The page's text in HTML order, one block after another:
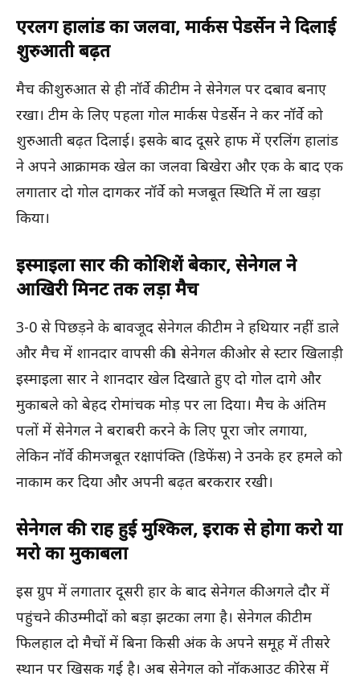
एरलिंग हालांड का जलवा, मार्कस पेडर्सेन ने दिलाई
शुरुआती बढ़त
मैच की शुरुआत से ही नॉर्वे की टीम ने सेनेगल पर दबाव बनाए
रखा। टीम के लिए पहला गोल मार्कस पेडर्सेन ने कर नॉर्वे को
शुरुआती बढ़त दिलाई। इसके बाद दूसरे हाफ में एरलिंग हालांड
ने अपने आक्रामक खेल का जलवा बिखेरा और एक के बाद एक
लगातार दो गोल दागकर नॉर्वे को मजबूत स्थिति में ला खड़ा
किया।
इस्माइला सार की कोशिशें बेकार, सेनेगल ने
आखिरी मिनट तक लड़ा मैच
3-0 से पिछड़ने के बावजूद सेनेगल की टीम ने हथियार नहीं डाले
और मैच में शानदार वापसी की। सेनेगल की ओर से स्टार खिलाड़ी
इस्माइला सार ने शानदार खेल दिखाते हुए दो गोल दागे और
मुकाबले को बेहद रोमांचक मोड़ पर ला दिया। मैच के अंतिम
पलों में सेनेगल ने बराबरी करने के लिए पूरा जोर लगाया,
लेकिन नॉर्वे की मजबूत रक्षापंक्ति (डिफेंस) ने उनके हर हमले को
नाकाम कर दिया और अपनी बढ़त बरकरार रखी।
सेनेगल की राह हुई मुश्किल, इराक से होगा करो या
मरो का मुकाबला
इस ग्रुप में लगातार दूसरी हार के बाद सेनेगल की अगले दौर में
पहुंचने की उम्मीदों को बड़ा झटका लगा है। सेनेगल की टीम
फिलहाल दो मैचों में बिना किसी अंक के अपने समूह में तीसरे
स्थान पर खिसक गई है। अब सेनेगल को नॉकआउट की रेस में